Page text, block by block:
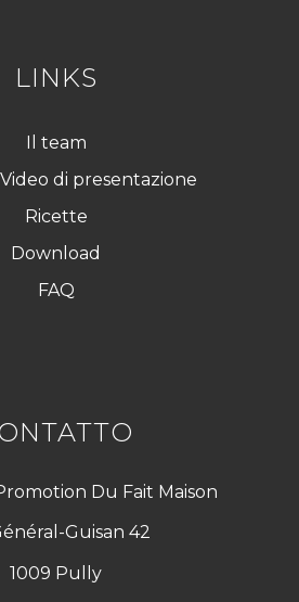
LINKS
Il team
di presentazione
Ricette
Download
FAQ
Du Fait Maison
Guisan 42
1009 Pully